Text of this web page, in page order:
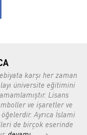
karşı her zaman
üniversite eğitimini
Lisans
ve işaretler ve
öğelerdir. Ayrıca İslami
de birçok eserinde